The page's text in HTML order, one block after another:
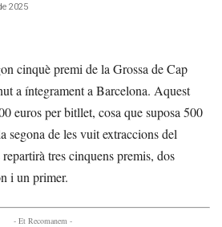
2025
cinquè premi de la Grossa de Cap
a íntegrament a Barcelona. Aquest
euros per bitllet, cosa que suposa 500
segona de les vuit extraccions del
tres cinquens premis, dos
i un primer.
- Et Recomanem -